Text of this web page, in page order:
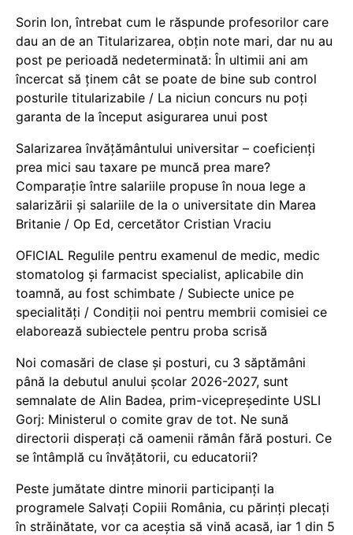
Sorin Ion, întrebat cum le răspunde profesorilor care
dau an de an Titularizarea, obțin note mari, dar nu au
post pe perioadă nedeterminată: În ultimii ani am
încercat să ținem cât se poate de bine sub control
posturile titularizabile / La niciun concurs nu poți
garanta de la început asigurarea unui post
Salarizarea învățământului universitar – coeficienți
prea mici sau taxare pe muncă prea mare?
Comparație între salariile propuse în noua lege a
salarizării și salariile de la o universitate din Marea
Britanie / Op Ed, cercetător Cristian Vraciu
OFICIAL Regulile pentru examenul de medic, medic
stomatolog și farmacist specialist, aplicabile din
toamnă, au fost schimbate / Subiecte unice pe
specialități / Condiții noi pentru membrii comisiei ce
elaborează subiectele pentru proba scrisă
Noi comasări de clase și posturi, cu 3 săptămâni
până la debutul anului școlar 2026-2027, sunt
semnalate de Alin Badea, prim-vicepreședinte USLI
Gorj: Ministerul o comite grav de tot. Ne sună
directorii disperați că oamenii rămân fără posturi. Ce
se întâmplă cu învățătorii, cu educatorii?
Peste jumătate dintre minorii participanți la
programele Salvați Copiii România, cu părinți plecați
în străinătate, vor ca aceștia să vină acasă, iar 1 din 5